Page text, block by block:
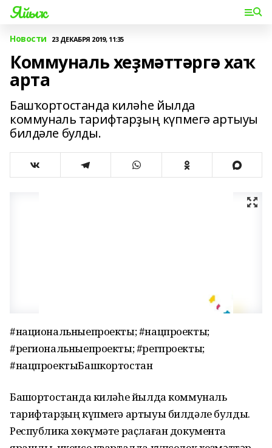
Яйыҡ
Новости 23 ДЕКАБРЯ 2019, 11:35
Коммуналь хеҙмәттәргә хаҡ
арта
Башҡортостанда киләһе йылда
коммуналь тарифтарҙың күпмегә артыуы
билдәле булды.
#национальныепроекты; #нацпроекты;
#региональныепроекты; #регпроекты;
#нацпроектыБашкортостан
Башҡортостанда киләһе йылда коммуналь
тарифтарҙың күпмегә артыуы билдәле булды.
Республика хөкүмәте раҫлаған документҡа